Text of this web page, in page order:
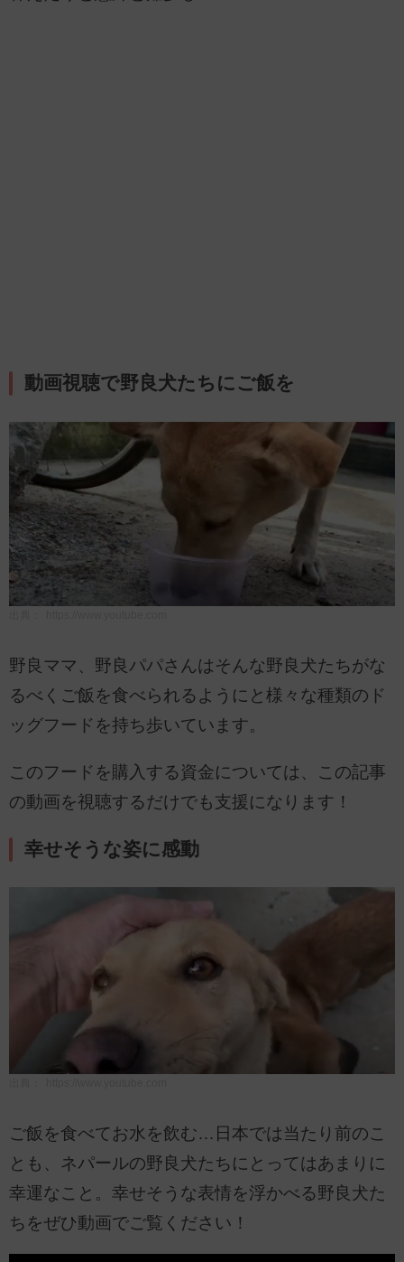
動画視聴で野良犬たちにご飯を
野良ママ、野良パパさんはそんな野良犬たちがな
るべくご飯を食べられるようにと様々な種類のド
ッグフードを持ち歩いています。
このフードを購入する資金については、この記事
の動画を視聴するだけでも支援になります！
幸せそうな姿に感動
ご飯を食べてお水を飲む…日本では当たり前のこ
とも、ネパールの野良犬たちにとってはあまりに
幸運なこと。幸せそうな表情を浮かべる野良犬た
ちをぜひ動画でご覧ください！